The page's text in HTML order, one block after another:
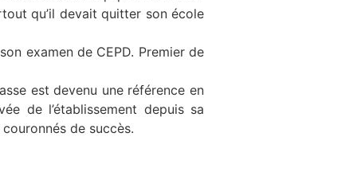
qu’il devait quitter son école
examen de CEPD. Premier de
est devenu une référence en
de l’établissement depuis sa
de succès.